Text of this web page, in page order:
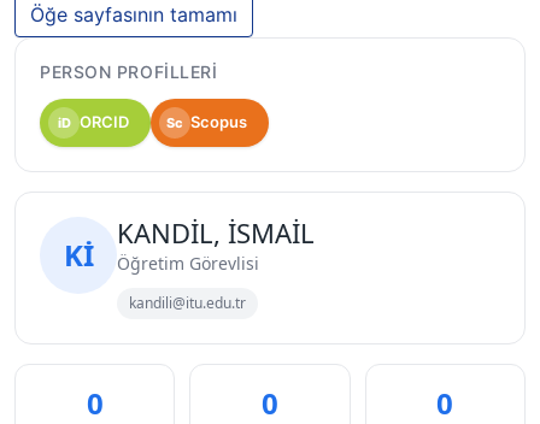
Öğe sayfasının tamamı
PERSON PROFILLERI
iD ORCID Sc Scopus
Kİ
KANDİL, İSMAİL
Öğretim Görevlisi
kandili@itu.edu.tr
0 0 0